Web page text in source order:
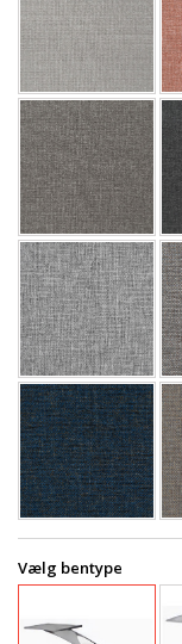
Vælg bentype